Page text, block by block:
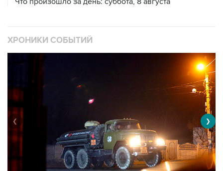
ХРОНИКИ СОБЫТИЙ
❮ ❯